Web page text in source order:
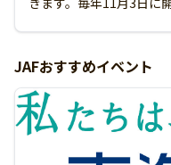
JAFおすすめイベント